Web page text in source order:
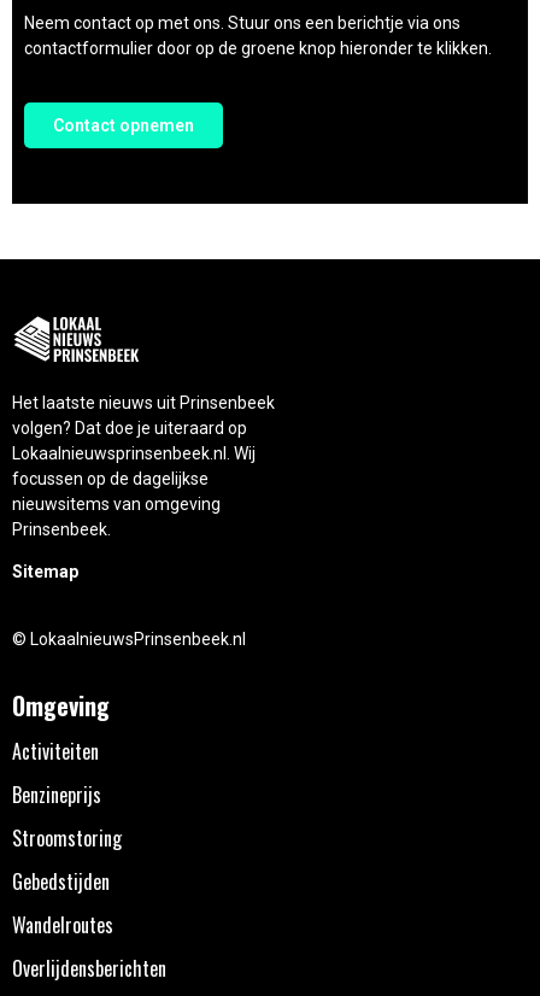
Neem contact op met ons. Stuur ons een berichtje via ons
contactformulier door op de groene knop hieronder te klikken.
Contact opnemen
Het laatste nieuws uit Prinsenbeek
volgen? Dat doe je uiteraard op
Lokaalnieuwsprinsenbeek.nl. Wij
focussen op de dagelijkse
nieuwsitems van omgeving
Prinsenbeek.
Sitemap
© LokaalnieuwsPrinsenbeek.nl
Omgeving
Activiteiten
Benzineprijs
Stroomstoring
Gebedstijden
Wandelroutes
Overlijdensberichten